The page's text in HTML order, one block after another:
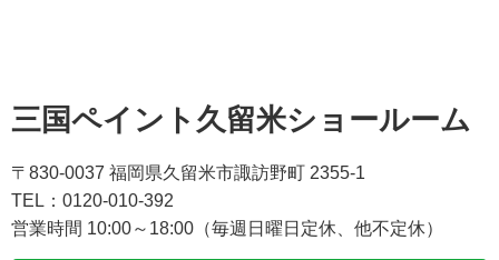
三国ペイント久留米ショールーム
〒830-0037 福岡県久留米市諏訪野町 2355-1
TEL：0120-010-392
営業時間 10:00～18:00（毎週日曜日定休、他不定休）